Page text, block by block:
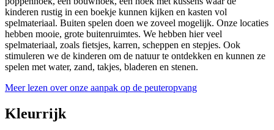
kinderen rustig in een boekje kunnen kijken en kasten vol
spelmateriaal. Buiten spelen doen we zoveel mogelijk. Onze locaties
hebben mooie, grote buitenruimtes. We hebben hier veel
spelmateriaal, zoals fietsjes, karren, scheppen en stepjes. Ook
stimuleren we de kinderen om de natuur te ontdekken en kunnen ze
spelen met water, zand, takjes, bladeren en stenen.
Meer lezen over onze aanpak op de peuteropvang
Kleurrijk